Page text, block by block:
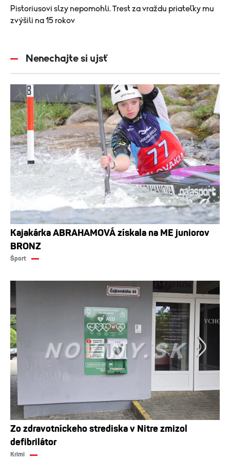
Pistoriusovi slzy nepomohli. Trest za vraždu priateľky mu
zvýšili na 15 rokov
Nenechajte si ujsť
Kajakárka ABRAHAMOVÁ získala na ME juniorov
BRONZ
Šport
Zo zdravotníckeho strediska v Nitre zmizol
defibrilátor
Krimi